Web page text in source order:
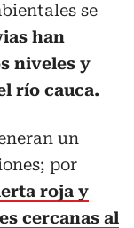
se
han
niveles y
río cauca.
un
por
roja y
cercanas al